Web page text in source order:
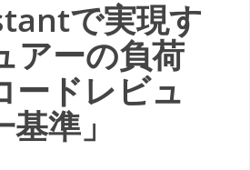
で実現す
アーの負荷
ードレビュ
準」